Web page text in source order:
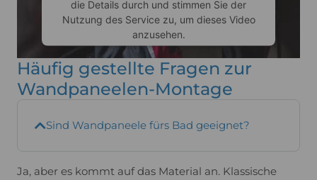
die Details durch und stimmen Sie der
Nutzung des Service zu, um dieses Video
anzusehen.
Mehr Informationen
Häufig gestellte Fragen zur
Wandpaneelen-Montage
Sind Wandpaneele fürs Bad geeignet?
Ja, aber es kommt auf das Material an. Klassische